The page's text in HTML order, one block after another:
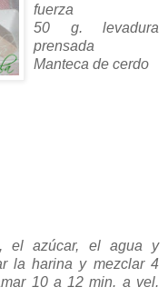
fuerza
50 g. levadura
prensada
Manteca de cerdo
el azúcar, el agua y
la harina y mezclar4
10 a 12min. a vel.